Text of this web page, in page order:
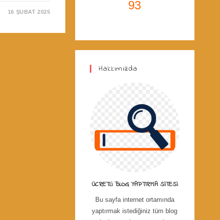
16 ŞUBAT 2025
93
Hakkımızda
ÜCRETLI BLOG YAPTIRMA SITESI
Bu sayfa internet ortamında
yaptırmak istediğiniz tüm blog